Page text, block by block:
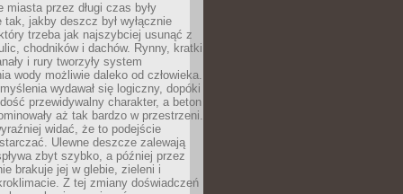
miasta przez długi czas były
tak, jakby deszcz był wyłącznie
trzeba jak najszybciej usunąć z
chodników i dachów. Rynny, kratki
i rury tworzyły system
wody możliwie daleko od człowieka.
wydawał się logiczny, dopóki
przewidywalny charakter, a beton
aż tak bardzo w przestrzeni.
widać, że to podejście
Ulewne deszcze zalewają
zbyt szybko, a później przez
brakuje jej w glebie, zieleni i
Z tej zmiany doświadczeń